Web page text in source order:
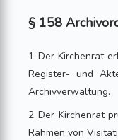
§ 158
1 Der Kirchenrat
Register- und
Archivverwaltung.
2 Der Kirchenrat
Rahmen von